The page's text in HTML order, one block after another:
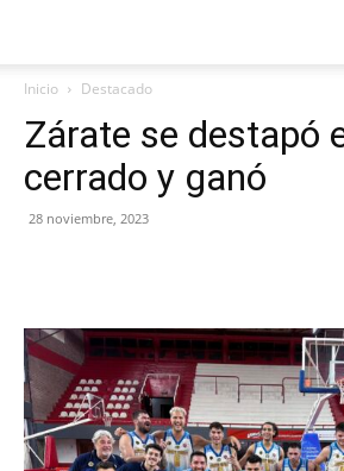
Inicio Destacado
Zárate se destapó
cerrado y ganó
28 noviembre, 2023